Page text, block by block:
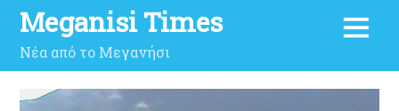
Meganisi Times
Νέα από το Μεγανήσι